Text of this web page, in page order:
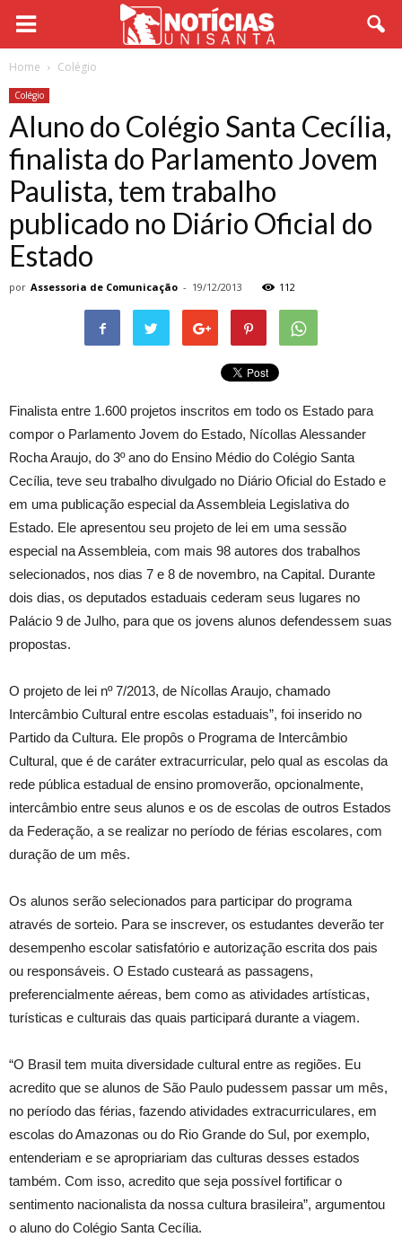
Home Colégio
Colégio
Aluno do Colégio Santa Cecília,
finalista do Parlamento Jovem
Paulista, tem trabalho
publicado no Diário Oficial do
Estado
por Assessoria de Comunicação - 19/12/2013 112
Finalista entre 1.600 projetos inscritos em todo os Estado para
compor o Parlamento Jovem do Estado, Nícollas Alessander
Rocha Araujo, do 3º ano do Ensino Médio do Colégio Santa
Cecília, teve seu trabalho divulgado no Diário Oficial do Estado e
em uma publicação especial da Assembleia Legislativa do
Estado. Ele apresentou seu projeto de lei em uma sessão
especial na Assembleia, com mais 98 autores dos trabalhos
selecionados, nos dias 7 e 8 de novembro, na Capital. Durante
dois dias, os deputados estaduais cederam seus lugares no
Palácio 9 de Julho, para que os jovens alunos defendessem suas
propostas.
O projeto de lei nº 7/2013, de Nícollas Araujo, chamado
Intercâmbio Cultural entre escolas estaduais”, foi inserido no
Partido da Cultura. Ele propôs o Programa de Intercâmbio
Cultural, que é de caráter extracurricular, pelo qual as escolas da
rede pública estadual de ensino promoverão, opcionalmente,
intercâmbio entre seus alunos e os de escolas de outros Estados
da Federação, a se realizar no período de férias escolares, com
duração de um mês.
Os alunos serão selecionados para participar do programa
através de sorteio. Para se inscrever, os estudantes deverão ter
desempenho escolar satisfatório e autorização escrita dos pais
ou responsáveis. O Estado custeará as passagens,
preferencialmente aéreas, bem como as atividades artísticas,
turísticas e culturais das quais participará durante a viagem.
“O Brasil tem muita diversidade cultural entre as regiões. Eu
acredito que se alunos de São Paulo pudessem passar um mês,
no período das férias, fazendo atividades extracurriculares, em
escolas do Amazonas ou do Rio Grande do Sul, por exemplo,
entenderiam e se apropriariam das culturas desses estados
também. Com isso, acredito que seja possível fortificar o
sentimento nacionalista da nossa cultura brasileira”, argumentou
o aluno do Colégio Santa Cecília.